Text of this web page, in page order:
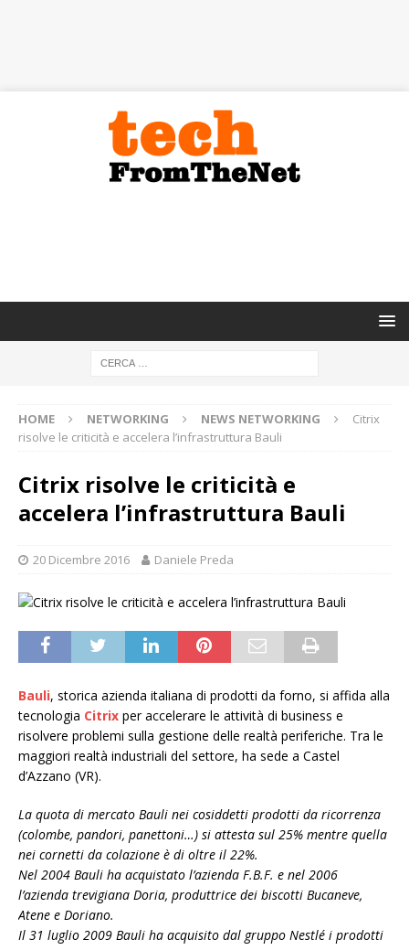
HOME NETWORKING NEWS NETWORKING
Citrix
risolve le criticità e accelera l’infrastruttura Bauli
Citrix risolve le criticità e
accelera l’infrastruttura Bauli
20 Dicembre 2016 Daniele Preda
Bauli, storica azienda italiana di prodotti da forno, si affida alla
tecnologia Citrix per accelerare le attività di business e
risolvere problemi sulla gestione delle realtà periferiche. Tra le
maggiori realtà industriali del settore, ha sede a Castel
d’Azzano (VR).
La quota di mercato Bauli nei cosiddetti prodotti da ricorrenza
(colombe, pandori, panettoni…) si attesta sul 25% mentre quella
nei cornetti da colazione è di oltre il 22%.
Nel 2004 Bauli ha acquistato l’azienda F.B.F. e nel 2006
l’azienda trevigiana Doria, produttrice dei biscotti Bucaneve,
Atene e Doriano.
Il 31 luglio 2009 Bauli ha acquisito dal gruppo Nestlé i prodotti